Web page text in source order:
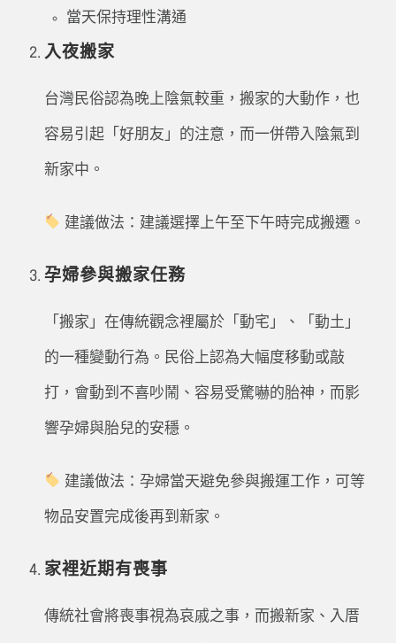
當天保持理性溝通
入夜搬家
台灣民俗認為晚上陰氣較重，搬家的大動作，也
容易引起「好朋友」的注意，而一併帶入陰氣到
新家中。
建議做法：建議選擇上午至下午時完成搬遷。
孕婦參與搬家任務
「搬家」在傳統觀念裡屬於「動宅」、「動土」
的一種變動行為。民俗上認為大幅度移動或敲
打，會動到不喜吵鬧、容易受驚嚇的胎神，而影
響孕婦與胎兒的安穩。
建議做法：孕婦當天避免參與搬運工作，可等
物品安置完成後再到新家。
家裡近期有喪事
傳統社會將喪事視為哀戚之事，而搬新家、入厝